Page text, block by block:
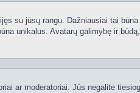
su jūsų rangu. Dažniausiai tai
unikalus. Avatarų galimybę ir
ar moderatoriai. Jūs negalite